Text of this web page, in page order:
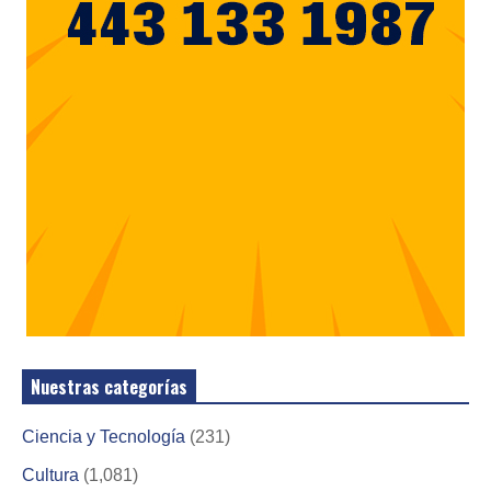
Nuestras categorías
Ciencia y Tecnología (231)
Cultura (1,081)